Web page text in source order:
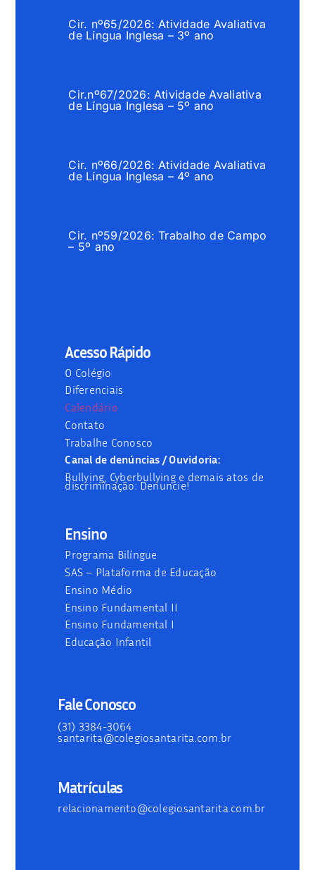
Cir. nº65/2026: Atividade Avaliativa
de Língua Inglesa – 3º ano
Cir.nº67/2026: Atividade Avaliativa
de Língua Inglesa – 5º ano
Cir. nº66/2026: Atividade Avaliativa
de Língua Inglesa – 4º ano
Cir. nº59/2026: Trabalho de Campo
– 5º ano
Acesso Rápido
O Colégio
Diferenciais
Calendário
Contato
Trabalhe Conosco
Canal de denúncias / Ouvidoria:
Bullying, Cyberbullying e demais atos de
discriminação: Denuncie!
Ensino
Programa Bilíngue
SAS – Plataforma de Educação
Ensino Médio
Ensino Fundamental II
Ensino Fundamental I
Educação Infantil
Fale Conosco
(31) 3384-3064
santarita@colegiosantarita.com.br
Matrículas
relacionamento@colegiosantarita.com.br